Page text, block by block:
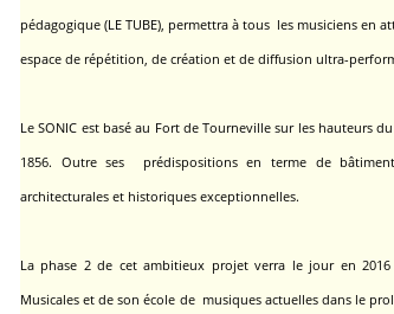
pédagogique (LE TUBE), permettra à tous les musiciens en
espace de répétition, de création et de diffusion ultra-
Le SONIC est basé au Fort de Tourneville sur les hauteurs
1856. Outre ses prédispositions en terme de
architecturales et historiques exceptionnelles.
La phase 2 de cet ambitieux projet verra le jour en 2016
Musicales et de son école de musiques actuelles dans le